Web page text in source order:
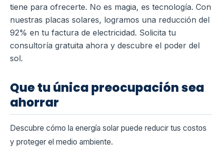
tiene para ofrecerte. No es magia, es tecnología. Con
nuestras placas solares, logramos una reducción del
92% en tu factura de electricidad. Solicita tu
consultoría gratuita ahora y descubre el poder del
sol.
Que tu única preocupación sea
ahorrar
Descubre cómo la energía solar puede reducir tus costos
y proteger el medio ambiente.